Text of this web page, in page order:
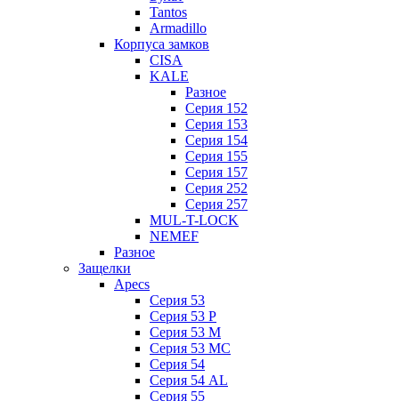
Tantos
Armadillo
Корпуса замков
CISA
KALE
Разное
Серия 152
Серия 153
Серия 154
Серия 155
Серия 157
Серия 252
Серия 257
MUL-T-LOCK
NEMEF
Разное
Защелки
Apecs
Серия 53
Серия 53 P
Серия 53 М
Серия 53 МC
Серия 54
Серия 54 AL
Серия 55